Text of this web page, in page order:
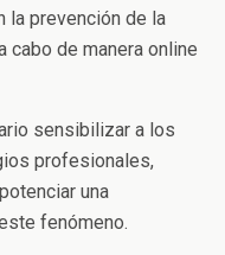
la prevención de la
cabo de manera online
sensibilizar a los
profesionales,
una
fenómeno.